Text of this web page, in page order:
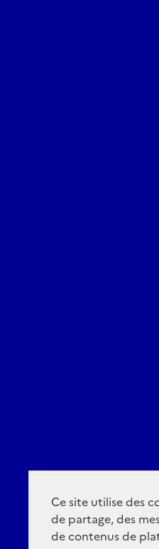
Ce site utilise des
de partage, des
de contenus de